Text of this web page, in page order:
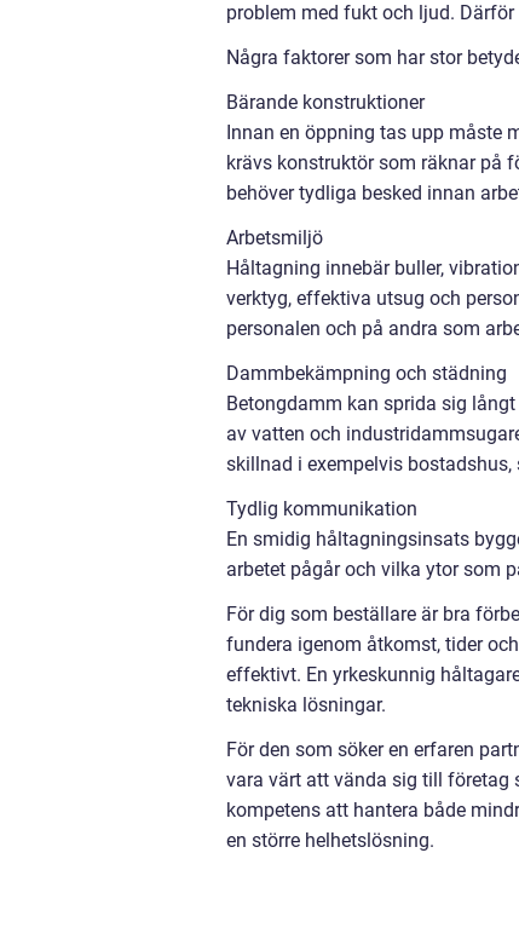
problem med fukt och ljud.
Några faktorer som har stor
Bärande konstruktioner
Innan en öppning tas upp måste
krävs konstruktör som räknar på
behöver tydliga besked innan
Arbetsmiljö
Håltagning innebär buller,
verktyg, effektiva utsug och
personalen och på andra som
Dammbekämpning och städning
Betongdamm kan sprida sig
av vatten och
skillnad i exempelvis
Tydlig kommunikation
En smidig håltagningsinsats
arbetet pågår och vilka ytor som
För dig som beställare är bra
fundera igenom åtkomst, tider
effektivt. En yrkeskunnig
tekniska lösningar.
För den som söker en erfaren
vara värt att vända sig till företag
kompetens att hantera både
en större helhetslösning.